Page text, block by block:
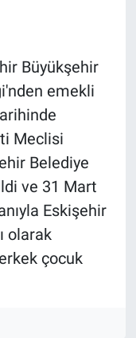
Büyükşehir
emekli
Meclisi
Belediye
ve 31 Mart
Eskişehir
olarak
çocuk